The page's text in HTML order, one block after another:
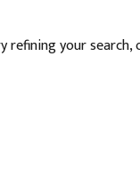
refining your